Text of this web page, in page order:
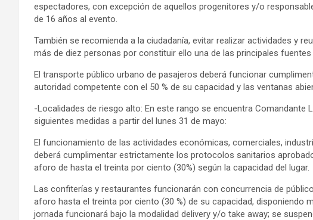
espectadores, con excepción de aquellos progenitores y/o
de 16 años al evento.
También se recomienda a la ciudadanía, evitar realizar actividades y
más de diez personas por constituir ello una de las principales fuentes
El transporte público urbano de pasajeros deberá funcionar
autoridad competente con el 50 % de su capacidad y las ventanas
-Localidades de riesgo alto: En este rango se encuentra Comandante
siguientes medidas a partir del lunes 31 de mayo:
El funcionamiento de las actividades económicas, comerciales,
deberá cumplimentar estrictamente los protocolos sanitarios
aforo de hasta el treinta por ciento (30%) según la capacidad del lugar.
Las confiterías y restaurantes funcionarán con concurrencia de
aforo hasta el treinta por ciento (30 %) de su capacidad, disponiendo
jornada funcionará bajo la modalidad delivery y/o take away; se